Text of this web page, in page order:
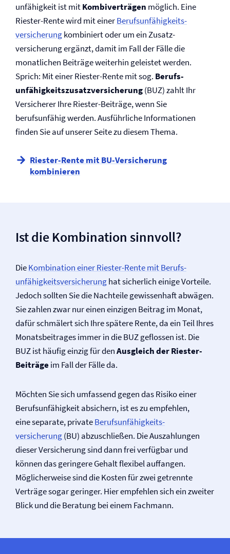
unfähigkeit ist mitKombiverträgen möglich. Eine
Riester-Rente wird mit einerBerufs­unfähig­keits­­
versicherungkombiniert oder um ein Zusatz­
versicherung ergänzt, damit im Fall der Fälle die
monatlichen Beiträge weiterhin geleistet werden.
Sprich: Mit einer Riester-Rente mit sog. Berufs­
unfähigkeitszusatz­versicherung(BUZ) zahlt Ihr
Versicherer Ihre Riester-Beiträge, wenn Sie
berufsunfähig werden. Ausführliche Informationen
finden Sie auf unserer Seite zu diesem Thema.
Riester-Rente mit BU-Versicherung
kombinieren
Ist die Kombination sinnvoll?
DieKombination einer Riester-Rente mit Berufs­
unfähigkeits­versicherunghat sicherlich einige Vorteile.
Jedoch sollten Sie die Nachteile gewissenhaft abwägen.
Sie zahlen zwar nur einen einzigen Beitrag im Monat,
dafür schmälert sich Ihre spätere Rente, da ein Teil Ihres
Monats­beitrages immer in die BUZ geflossen ist. Die
BUZ ist häufig einzig für denAusgleich der Riester-
Beiträgeim Fall der Fälle da.
Möchten Sie sich umfassend gegen das Risiko einer
Berufs­unfähigkeit absichern, ist es zu empfehlen,
eine separate, privateBerufs­unfähigkeits­
versicherung(BU) abzuschließen. Die Auszahlungen
dieser Versicherung sind dann frei verfügbar und
können das geringere Gehalt flexibel auffangen.
Möglicherweise sind die Kosten für zwei getrennte
Verträge sogar geringer. Hier empfehlen sich ein zweiter
Blick und die Beratung bei einem Fachmann.